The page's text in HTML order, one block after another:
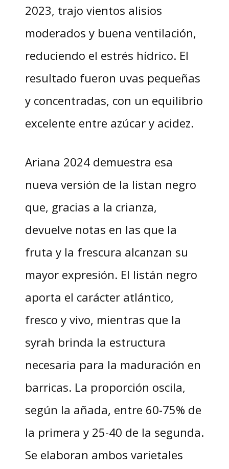
2023, trajo vientos alisios
moderados y buena ventilación,
reduciendo el estrés hídrico. El
resultado fueron uvas pequeñas
y concentradas, con un equilibrio
excelente entre azúcar y acidez.
Ariana 2024 demuestra esa
nueva versión de la listan negro
que, gracias a la crianza,
devuelve notas en las que la
fruta y la frescura alcanzan su
mayor expresión. El listán negro
aporta el carácter atlántico,
fresco y vivo, mientras que la
syrah brinda la estructura
necesaria para la maduración en
barricas. La proporción oscila,
según la añada, entre 60-75% de
la primera y 25-40 de la segunda.
Se elaboran ambos varietales